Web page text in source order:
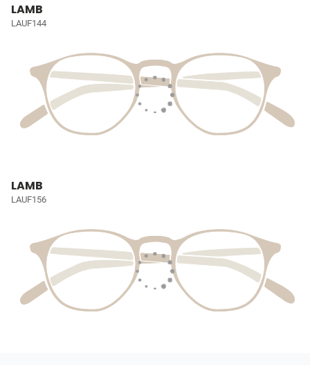
LAMB
LAUF144
LAMB
LAUF156